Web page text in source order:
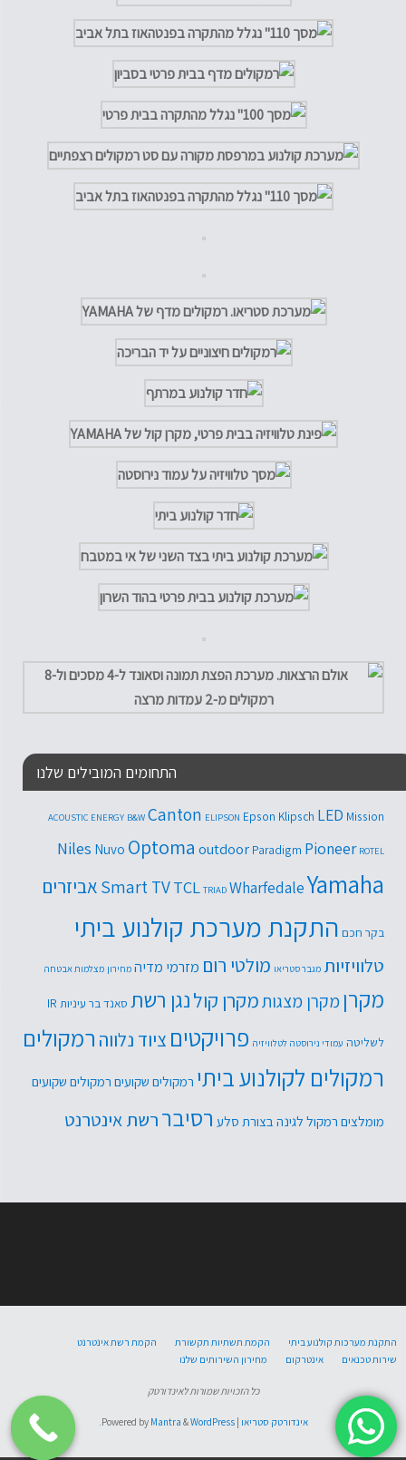
התחומים המובילים שלנו
ACOUSTIC ENERGY B&W Canton ELIPSON Epson Klipsch LED Mission
Niles Nuvo Optoma outdoor Paradigm Pioneer ROTEL
Smart TVTCL TRIAD WharfedaleYamaha אביזרים
בקר חכם התקנת מערכת קולנוע ביתי
טלוויזיות מגבר סטריאו מולטי רום מזרמי מדיה מחירון מצלמות אבטחה
מקרןמקרן מצגותמקרן קולנגן רשת סאנד בר עיניות IR
לשליטה עמודי נירוסטה לטלוויזיה פרויקטים ציוד נלווה רמקולים
רמקולים לקולנוע ביתי רמקולים שקועים רמקולים שקועים
מומלצים רמקול לגינה בצורת סלע רסיבררשת אינטרנט
התקנת מערכות קולנוע ביתי הקמת תשתיות תקשורת
הקמת רשת אינטרנט
שירות טכנאים
אינטרקום מחירון השירותים שלנו
כל הזכויות שמורות לאינדורטק
אינדורטק סטריאו | Powered by
Mantra &WordPress.